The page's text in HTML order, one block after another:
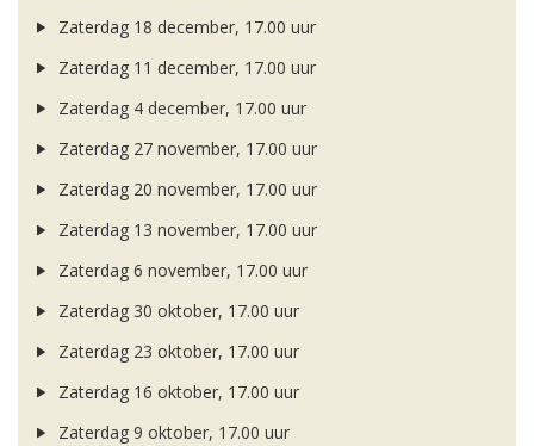
Zaterdag 18 december, 17.00 uur
Zaterdag 11 december, 17.00 uur
Zaterdag 4 december, 17.00 uur
Zaterdag 27 november, 17.00 uur
Zaterdag 20 november, 17.00 uur
Zaterdag 13 november, 17.00 uur
Zaterdag 6 november, 17.00 uur
Zaterdag 30 oktober, 17.00 uur
Zaterdag 23 oktober, 17.00 uur
Zaterdag 16 oktober, 17.00 uur
Zaterdag 9 oktober, 17.00 uur